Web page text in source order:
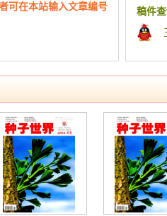
英;111-
科技创
有关生
高标准
不同岩
140
小麦品
143
农业信
李晓东
可在本站输入文章编号
物，如有侵权，请及
，本站成立于2015
权代理、期刊信息整理
期刊整理信息、快捷
便广大作者期刊查询、
稿件